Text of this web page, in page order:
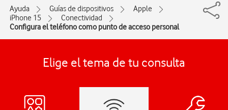
Ayuda Guías de dispositivos
Apple
iPhone 15
Conectividad
Configura el teléfono como punto de acceso personal
Elige el tema de tu consulta